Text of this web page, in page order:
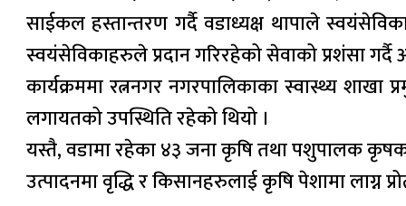
साईकल हस्तान्तरण गर्दै वडाध्यक्ष थापाले
स्वयंसेविकाहरुले प्रदान गरिरहेको सेवाको प्रशंसा गर्दै
कार्यक्रममा रत्ननगर नगरपालिकाका स्वास्थ्य
लगायतको उपस्थिति रहेको थियो ।
यस्तै, वडामा रहेका ४३ जना कृषि तथा पशुपालक
उत्पादनमा वृद्धि र किसानहरुलाई कृषि पेशामा लाग्न